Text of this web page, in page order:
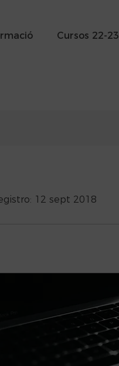
Cursos 22-23
12 sept 2018